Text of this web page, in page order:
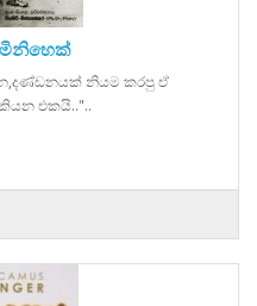
මිනිහෙක්
නියම කරපු ඒ
එකයි.."..